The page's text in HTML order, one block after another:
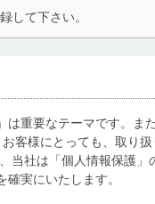
して下さい。
重要なテーマです。ま
客様にとっても、取り
当社は「個人情報保護」
実にいたします。